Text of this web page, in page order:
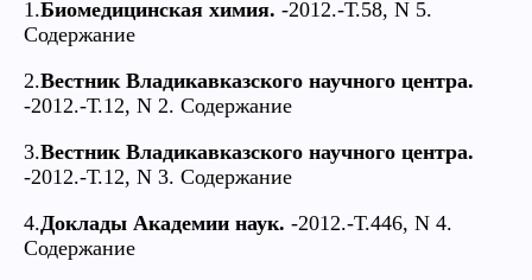
1.Биомедицинская химия. -2012.-Т.58, N 5.
Содержание
2.Вестник Владикавказского научного центра.
-2012.-Т.12, N 2. Содержание
3.Вестник Владикавказского научного центра.
-2012.-Т.12, N 3. Содержание
4.Доклады Академии наук. -2012.-Т.446, N 4.
Содержание